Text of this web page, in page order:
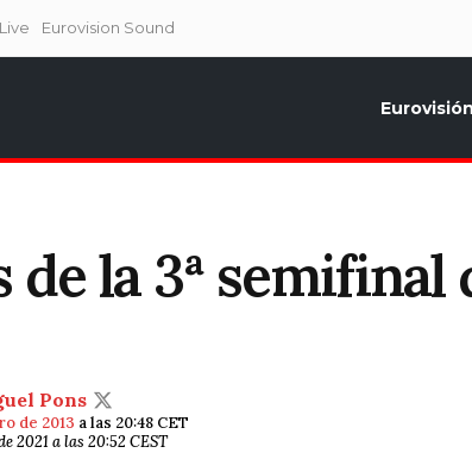
Eurovision Sound
Eurovisión
de la 3ª semifinal
Pons
de 2013 a las 20:48 CET
2021 a las 20:52 CEST